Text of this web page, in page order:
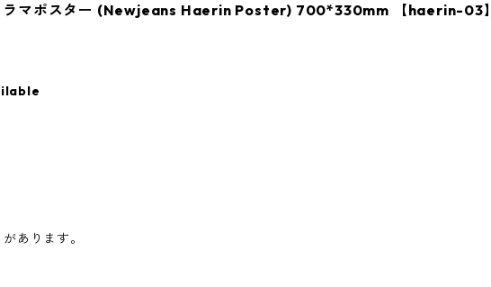
ラマポスター (Newjeans Haerin Poster) 700*330mm 【haerin-03】
あります。